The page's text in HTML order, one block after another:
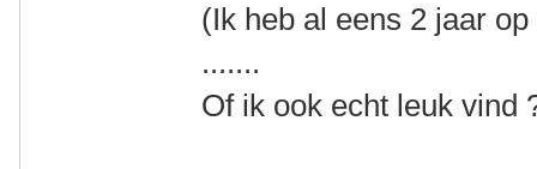
(Ik heb al eens 2 jaar
.......
Of ik ook echt leuk vind